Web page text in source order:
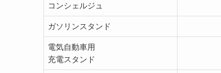
コンシェルジュ
ガソリンスタンド
電気自動車用
充電スタンド